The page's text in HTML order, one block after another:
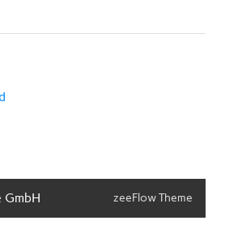
zeeFlow Theme